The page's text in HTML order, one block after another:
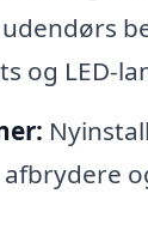
og LED-